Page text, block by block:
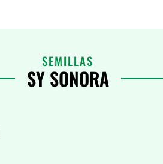
SEMILLAS
SY SONORA